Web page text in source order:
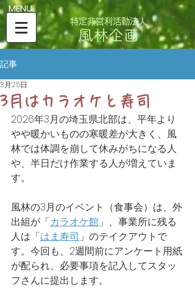
​MENU
特定非営利活動法人
風林企画
記事
3月はカラオケと寿司
3月25日
2026年3月の埼玉県北部は、平年より
やや暖かいものの寒暖差が大きく、風
林では体調を崩して休みがちになる人
や、半日だけ作業する人が増えていま
す。
風林の3月のイベント（食事会）は、外
出組が「カラオケ館 」、事業所に残る
人は「はま寿司 」のテイクアウトで
す。今回も、2週間前にアンケート用紙
が配られ、必要事項を記入してスタッ
フさんに提出します。